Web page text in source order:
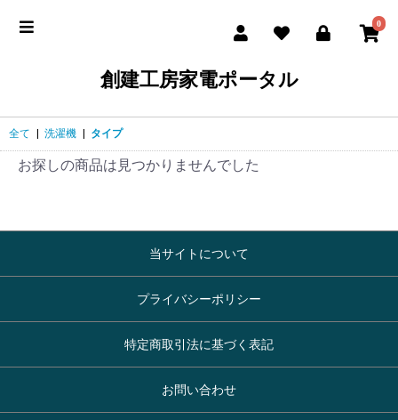
0
創建工房家電ポータル
全て 洗濯機 タイプ
お探しの商品は見つかりませんでした
当サイトについて
プライバシーポリシー
特定商取引法に基づく表記
お問い合わせ